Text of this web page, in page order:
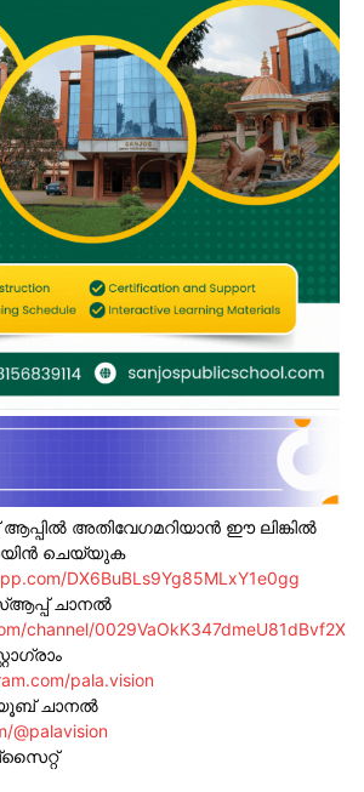
അതിവേഗമറിയാൻ ഈ ലിങ്കിൽ
ചെയ്യുക
DX6BuBLs9Yg85MLxY1e0gg
ചാനൽ
channel/0029VaOkK347dmeU81dBvf2X
pala.vision
ചാനൽ
@palavision